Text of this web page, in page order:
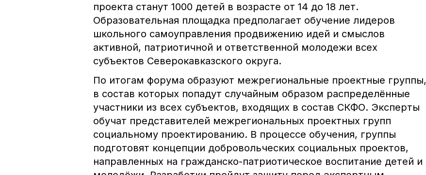
проекта станут 1000 детей в возрасте от 14 до 18 лет.
Образовательная площадка предполагает обучение лидеров
школьного самоуправления продвижению идей и смыслов
активной, патриотичной и ответственной молодежи всех
субъектов Северокавказского округа.
По итогам форума образуют межрегиональные проектные группы,
в состав которых попадут случайным образом распределённые
участники из всех субъектов, входящих в состав СКФО. Эксперты
обучат представителей межрегиональных проектных групп
социальному проектированию. В процессе обучения, группы
подготовят концепции добровольческих социальных проектов,
направленных на гражданско-патриотическое воспитание детей и